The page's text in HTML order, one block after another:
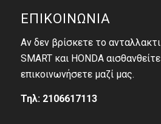
ΕΠΙΚΟΙΝΩΝΙΑ
Αν δεν βρίσκετε το
SMART και HONDA
επικοινωνήσετε μαζί μας.
Τηλ: 2106617113